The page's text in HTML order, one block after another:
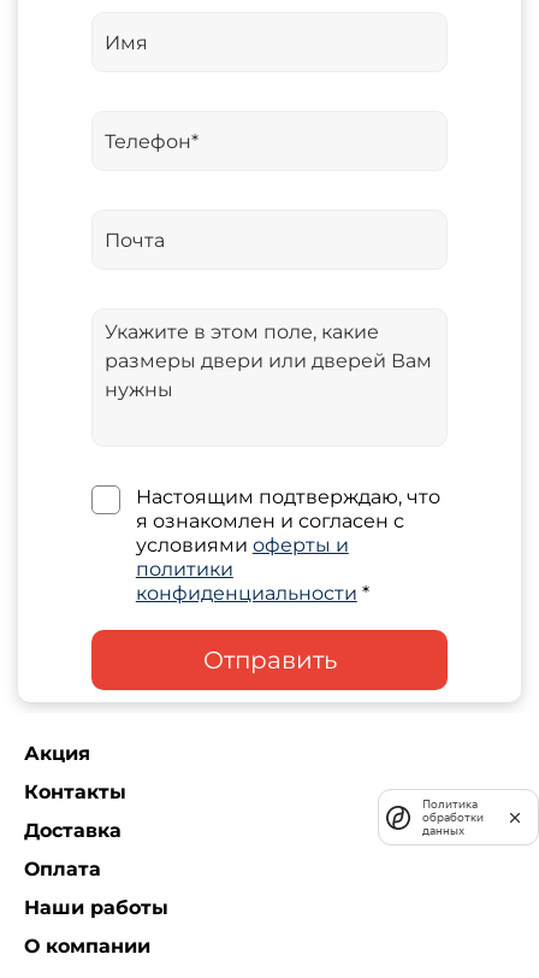
Настоящим подтверждаю, что
я ознакомлен и согласен с
условиями оферты и
политики
конфиденциальности *
Отправить
Акция
Контакты
Доставка
Оплата
Наши работы
О компании
Политика
обработки
данных